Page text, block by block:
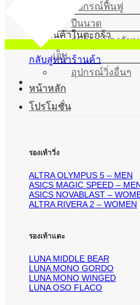
ไม่มีสินค้าในตะกร้า
กลับสู่หน้าร้านค้า
อุปกรณ์ฟื้นฟู
ปืนนวด
อุปกรณ์ป้องกันบ
เจ็บ
อุปกรณ์วิ่งอื่นๆ
หน้าหลัก
โปรโมชั่น
รองเท้าวิ่ง
ALTRA OLYMPUS 5 – MEN
ASICS MAGIC SPEED –
ASICS NOVABLAST –
ALTRA RIVERA 2 – WOMEN
รองเท้าแตะ
LUNA MIDDLE BEAR
LUNA MONO GORDO
LUNA MONO WINGED
LUNA OSO FLACO